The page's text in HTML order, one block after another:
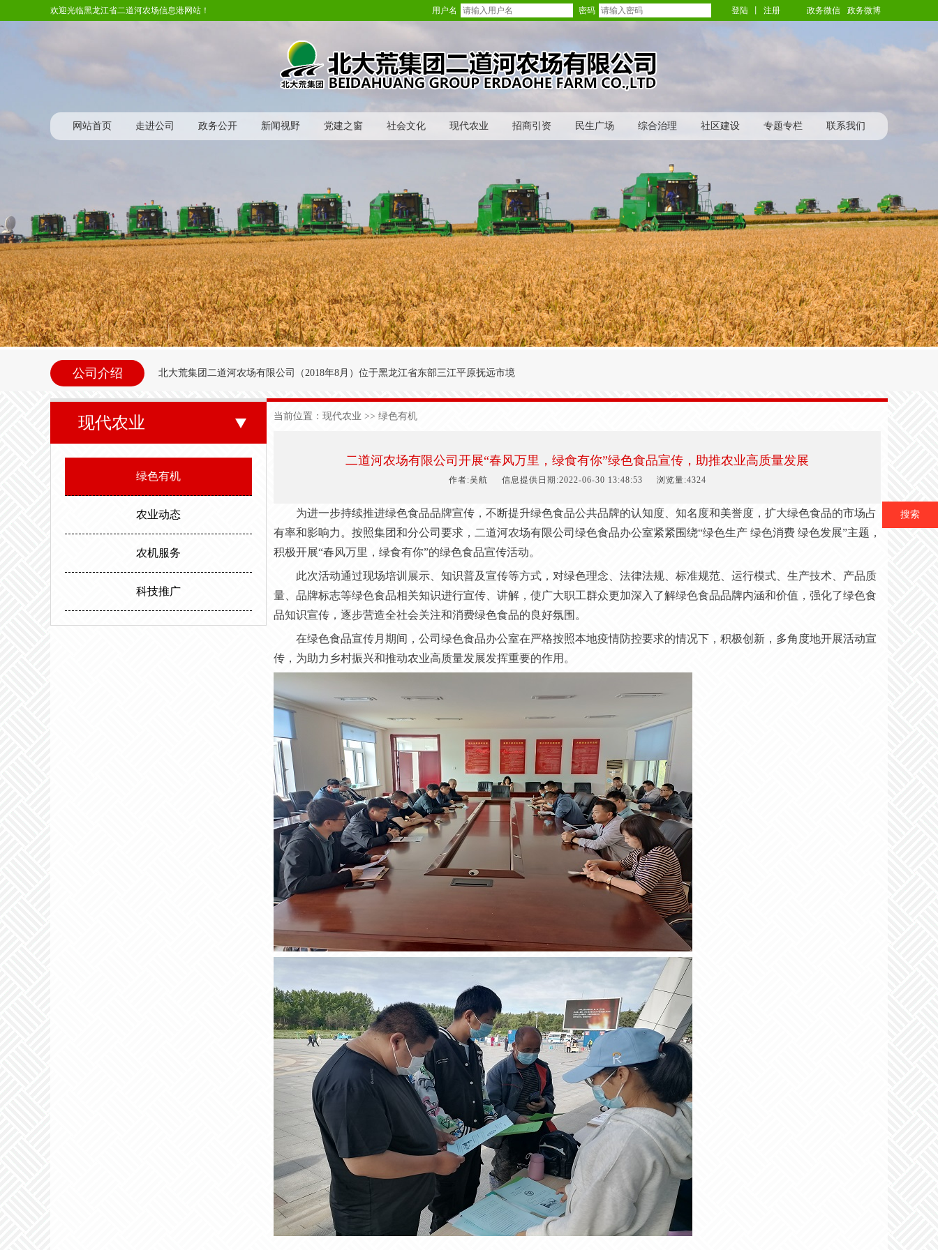
欢迎光临黑龙江省二道河农场信息港网站！ 用户名 密码 登陆 注册 政务微信 政务微博
网站首页 走进公司 政务公开 新闻视野 党建之窗 社会文化 现代农业 招商引资 民生广场 综合治理 社区建设 专题专栏 联系我们
公司介绍 北大荒集团二道河农场有限公司（ 2018年8月 ） 位于黑龙江省东部三江平原抚远市境
内别拉洪河下游西岸。地理坐标为北纬47°35′～47°50′，东经134°00′～134°25′之间。
东以别拉洪河、南以二道河与八五九农场为界；西与前锋农场接壤；北与前哨农场毗
邻。场内地势平坦，西北高东南低。属于中温湿润性季风气候，极端日最低气温-40.3
度，最高气温35.6度。年平均无霜期1 度，年降雨量590毫米。
现代农业
绿色有机
农业动态
农机服务
科技推广
当前位置： 现代农业 >> 绿色有机
二道河农场有限公司开展“春风万里，绿食有你”绿色食品宣传，助推农业高质量发展
作者:吴航 信息提供日期:2022-06-30 13:48:53 浏览量:4324
为进一步持续推进绿色食品品牌宣传，不断提升绿色食品公共品牌的认知度、知名度和美誉度，扩大绿色食品的市场占
有率和影响力。按照集团和分公司要求，二道河农场有限公司绿色食品办公室紧紧围绕“绿色生产 绿色消费 绿色发展”主题，
积极开展“春风万里，绿食有你”的绿色食品宣传活动。
此次活动通过现场培训展示、知识普及宣传等方式，对绿色理念、法律法规、标准规范、运行模式、生产技术、产品质
量、品牌标志等绿色食品相关知识进行宣传、讲解，使广大职工群众更加深入了解绿色食品品牌内涵和价值，强化了绿色食
品知识宣传，逐步营造全社会关注和消费绿色食品的良好氛围。
在绿色食品宣传月期间，公司绿色食品办公室在严格按照本地疫情防控要求的情况下，积极创新，多角度地开展活动宣
传，为助力乡村振兴和推动农业高质量发展发挥重要的作用。
搜索